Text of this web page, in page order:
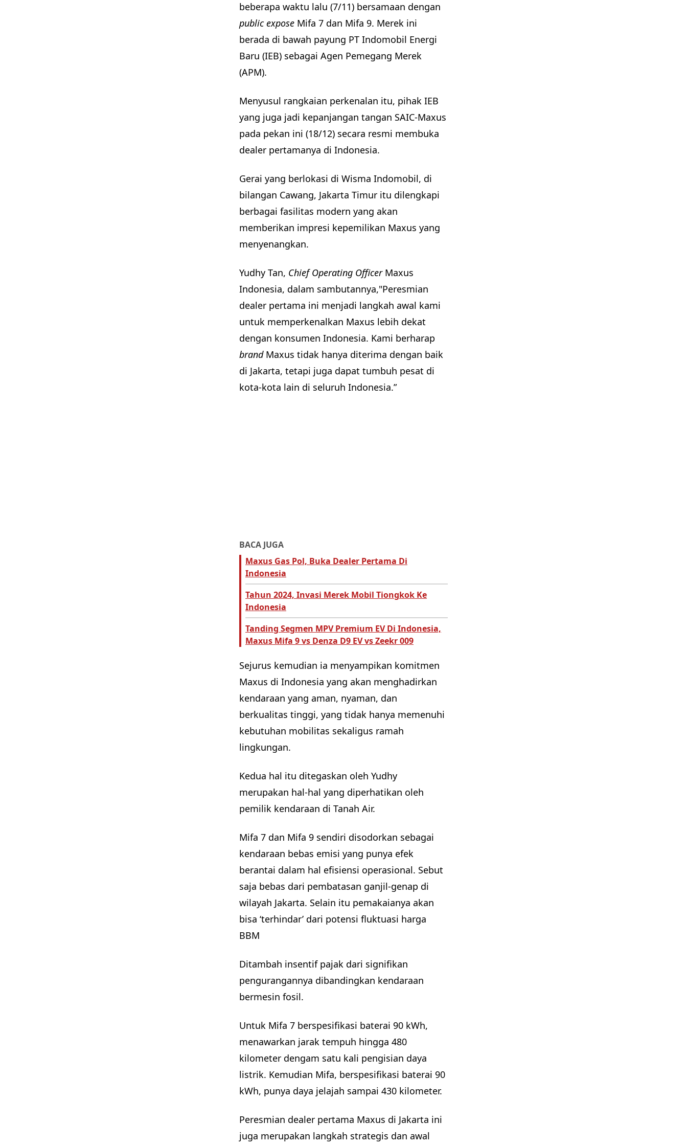
beberapa waktu lalu (7/11) bersamaan dengan
public expose Mifa 7 dan Mifa 9. Merek ini
berada di bawah payung PT Indomobil Energi
Baru (IEB) sebagai Agen Pemegang Merek
(APM).
Menyusul rangkaian perkenalan itu, pihak IEB
yang juga jadi kepanjangan tangan SAIC-Maxus
pada pekan ini (18/12) secara resmi membuka
dealer pertamanya di Indonesia.
Gerai yang berlokasi di Wisma Indomobil, di
bilangan Cawang, Jakarta Timur itu dilengkapi
berbagai fasilitas modern yang akan
memberikan impresi kepemilikan Maxus yang
menyenangkan.
Yudhy Tan, Chief Operating Officer Maxus
Indonesia, dalam sambutannya,"Peresmian
dealer pertama ini menjadi langkah awal kami
untuk memperkenalkan Maxus lebih dekat
dengan konsumen Indonesia. Kami berharap
brandMaxus tidak hanya diterima dengan baik
di Jakarta, tetapi juga dapat tumbuh pesat di
kota-kota lain di seluruh Indonesia.”
BACA JUGA
Maxus Gas Pol, Buka Dealer Pertama Di
Indonesia
Tahun 2024, Invasi Merek Mobil Tiongkok Ke
Indonesia
Tanding Segmen MPV Premium EV Di Indonesia,
Maxus Mifa 9 vs Denza D9 EV vs Zeekr 009
Sejurus kemudian ia menyampikan komitmen
Maxus di Indonesia yang akan menghadirkan
kendaraan yang aman, nyaman, dan
berkualitas tinggi, yang tidak hanya memenuhi
kebutuhan mobilitas sekaligus ramah
lingkungan.
Kedua hal itu ditegaskan oleh Yudhy
merupakan hal-hal yang diperhatikan oleh
pemilik kendaraan di Tanah Air.
Mifa 7 dan Mifa 9 sendiri disodorkan sebagai
kendaraan bebas emisi yang punya efek
berantai dalam hal efisiensi operasional. Sebut
saja bebas dari pembatasan ganjil-genap di
wilayah Jakarta. Selain itu pemakaianya akan
bisa ‘terhindar’ dari potensi fluktuasi harga
BBM
Ditambah insentif pajak dari signifikan
pengurangannya dibandingkan kendaraan
bermesin fosil.
Untuk Mifa 7 berspesifikasi baterai 90 kWh,
menawarkan jarak tempuh hingga 480
kilometer dengam satu kali pengisian daya
listrik. Kemudian Mifa, berspesifikasi baterai 90
kWh, punya daya jelajah sampai 430 kilometer.
Peresmian dealer pertama Maxus di Jakarta ini
juga merupakan langkah strategis dan awal